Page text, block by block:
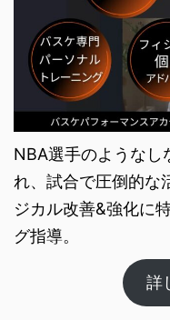
NBA選手のようなし
れ、試合で圧倒的な
ジカル改善&強化に
グ指導。
詳